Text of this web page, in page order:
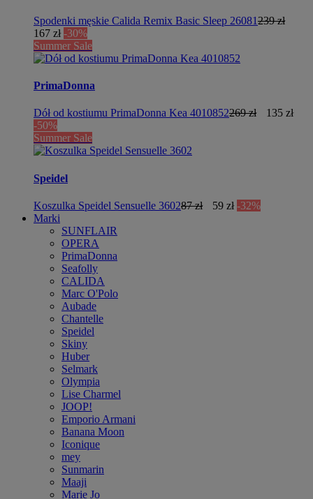
Spodenki męskie Calida Remix Basic Sleep 26081239 zł
167 zł -30%
Summer Sale
PrimaDonna
Dół od kostiumu PrimaDonna Kea 4010852269 zł
135 zł
-50%
Summer Sale
Speidel
Koszulka Speidel Sensuelle 360287 zł 59 zł -32%
Marki
SUNFLAIR
OPERA
PrimaDonna
Seafolly
CALIDA
Marc O'Polo
Aubade
Chantelle
Speidel
Skiny
Huber
Selmark
Olympia
Lise Charmel
JOOP!
Emporio Armani
Banana Moon
Iconique
mey
Sunmarin
Maaji
Marie Jo